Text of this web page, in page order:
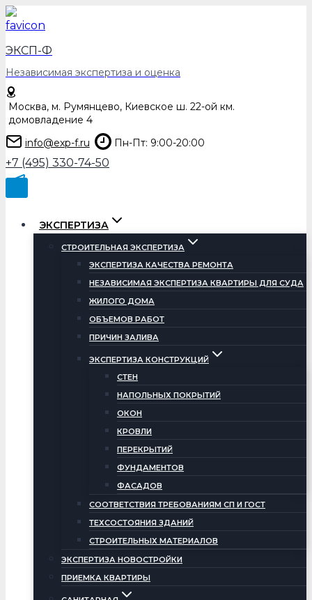
Перейти
к
содержимому
ЭКСП-Ф
Независимая экспертиза и оценка
Москва, м. Румянцево, Киевское ш. 22-ой км.
домовладение 4
info@exp-f.ru
Пн-Пт: 9:00-20:00
+7 (495) 330-74-50
ЭКСПЕРТИЗА
СТРОИТЕЛЬНАЯ ЭКСПЕРТИЗА
ЭКСПЕРТИЗА КАЧЕСТВА РЕМОНТА
НЕЗАВИСИМАЯ ЭКСПЕРТИЗА КВАРТИРЫ ДЛЯ СУДА
ЖИЛОГО ДОМА
ОБЪЕМОВ РАБОТ
ПРИЧИН ЗАЛИВА
ЭКСПЕРТИЗА КОНСТРУКЦИЙ
СТЕН
НАПОЛЬНЫХ ПОКРЫТИЙ
ОКОН
КРОВЛИ
ПЕРЕКРЫТИЙ
ФУНДАМЕНТОВ
ФАСАДОВ
СООТВЕТСТВИЯ ТРЕБОВАНИЯМ СП И ГОСТ
ТЕХСОСТОЯНИЯ ЗДАНИЙ
СТРОИТЕЛЬНЫХ МАТЕРИАЛОВ
ЭКСПЕРТИЗА НОВОСТРОЙКИ
ПРИЕМКА КВАРТИРЫ